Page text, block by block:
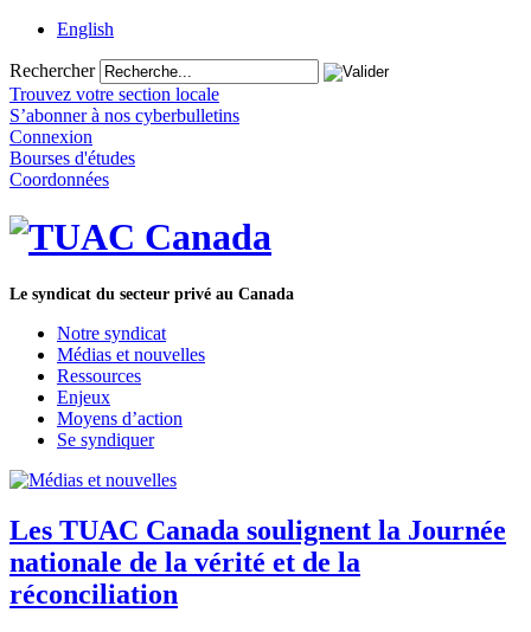
English
Rechercher
Trouvez votre section locale
S’abonner à nos cyberbulletins
Connexion
Bourses d'études
Coordonnées
Le syndicat du secteur privé au Canada
Notre syndicat
Médias et nouvelles
Ressources
Enjeux
Moyens d’action
Se syndiquer
Les TUAC Canada soulignent la Journée
nationale de la vérité et de la
réconciliation